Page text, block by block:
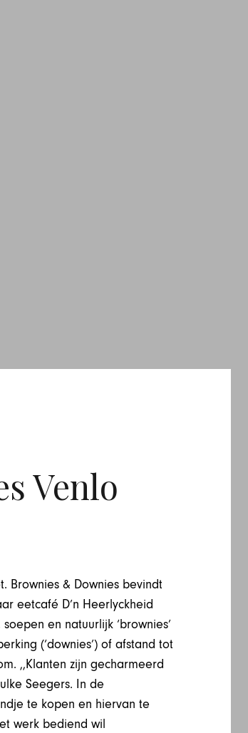
Venlo
Brownies & Downies bevindt
eetcafé D’n Heerlyckheid
en natuurlijk ‘brownies’
(‘downies’) of afstand tot
,,Klanten zijn gecharmeerd
Seegers. In de
te kopen en hiervan te
werk bediend wil